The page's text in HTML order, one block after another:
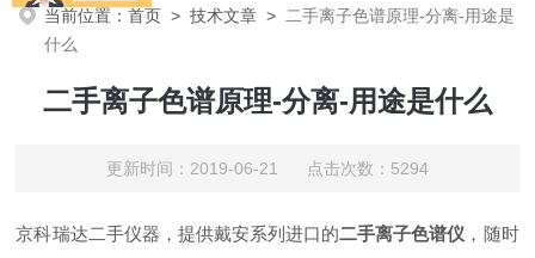
当前位置：首页 >技术文章 > 二手离子色谱原理-分离-用途是
什么
二手离子色谱原理-分离-用途是什么
更新时间：2019-06-21 点击次数：5294
京科瑞达二手仪器，提供戴安系列进口的二手离子色谱仪 ，随时